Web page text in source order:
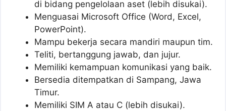
di bidang pengelolaan aset (lebih disukai).
Menguasai Microsoft Office (Word, Excel,
PowerPoint).
Mampu bekerja secara mandiri maupun tim.
Teliti, bertanggung jawab, dan jujur.
Memiliki kemampuan komunikasi yang baik.
Bersedia ditempatkan di Sampang, Jawa
Timur.
Memiliki SIM A atau C (lebih disukai).